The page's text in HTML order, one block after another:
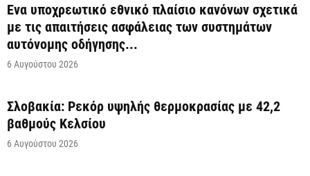
Ένα υποχρεωτικό εθνικό πλαίσιο κανόνων σχετικά
με τις απαιτήσεις ασφάλειας των συστημάτων
αυτόνομης οδήγησης...
6 Αυγούστου 2026
Σλοβακία: Ρεκόρ υψηλής θερμοκρασίας με 42,2
βαθμούς Κελσίου
6 Αυγούστου 2026